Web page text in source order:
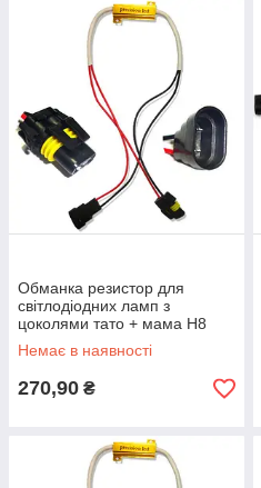
Обманка резистор для
світлодіодних ламп з
цоколями тато + мама H8
(H9, H11, H27) 6 Om 50 W
Немає в наявності
270,90 ₴